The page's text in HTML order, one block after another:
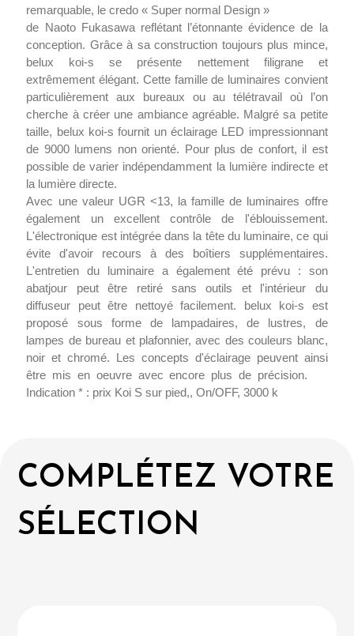
remarquable, le credo « Super normal Design »
de Naoto Fukasawa reflétant l’étonnante évidence de la
conception. Grâce à sa construction toujours plus mince,
belux koi-s se présente nettement filigrane et
extrêmement élégant. Cette famille de luminaires convient
particulièrement aux bureaux ou au télétravail où l’on
cherche à créer une ambiance agréable. Malgré sa petite
taille, belux koi-s fournit un éclairage LED impressionnant
de 9000 lumens non orienté. Pour plus de confort, il est
possible de varier indépendamment la lumière indirecte et
la lumière directe.
Avec une valeur UGR <13, la famille de luminaires offre
également un excellent contrôle de l'éblouissement.
L'électronique est intégrée dans la tête du luminaire, ce qui
évite d'avoir recours à des boîtiers supplémentaires.
L'entretien du luminaire a également été prévu : son
abatjour peut être retiré sans outils et l'intérieur du
diffuseur peut être nettoyé facilement. belux koi-s est
proposé sous forme de lampadaires, de lustres, de
lampes de bureau et plafonnier, avec des couleurs blanc,
noir et chromé. Les concepts d'éclairage peuvent ainsi
être mis en oeuvre avec encore plus de précision.
Indication * : prix Koi S sur pied,, On/OFF, 3000 k
COMPLÉTEZ VOTRE
SÉLECTION